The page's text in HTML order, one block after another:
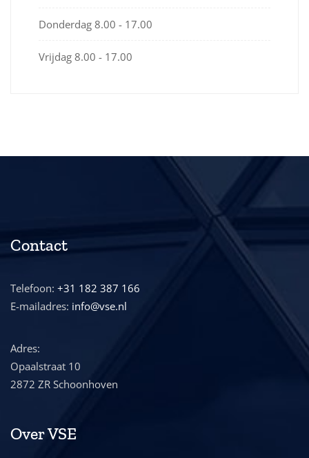
Donderdag 8.00 - 17.00
Vrijdag 8.00 - 17.00
Contact
Telefoon: +31 182 387 166
E-mailadres: info@vse.nl
Adres:
Opaalstraat 10
2872 ZR Schoonhoven
Over VSE